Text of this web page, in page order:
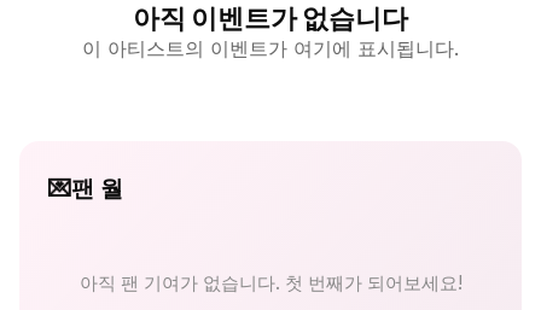
아직 이벤트가 없습니다
이 아티스트의 이벤트가 여기에 표시됩니다.
💌팬 월
아직 팬 기여가 없습니다. 첫 번째가 되어보세요!